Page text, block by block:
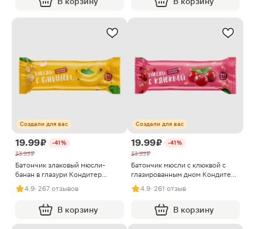
Создали для вас
19.99 ₽
-41%
33.99 ₽
Батончик злаковый мюсли-
банан в глазури Кондитер
Кубани 30г
4.9· 267 отзывов
В корзину
Создали для вас
19.99 ₽
-41%
33.99 ₽
Батончик мюсли с клюквой с
глазированным дном Кондитер
Кубани 30г
4.9· 261 отзыв
В корзину